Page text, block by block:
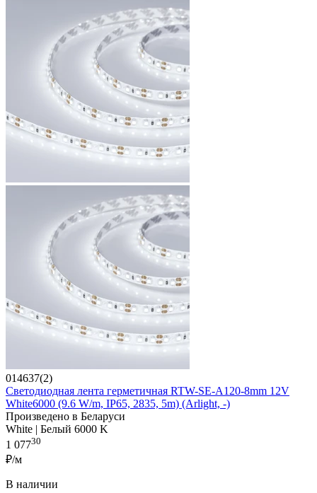
014637(2)
Светодиодная лента герметичная RTW-SE-A120-8mm 12V
White6000 (9.6 W/m, IP65, 2835, 5m) (Arlight, -)
Произведено в Беларуси
White | Белый 6000 K
1 07730
₽/м
В наличии